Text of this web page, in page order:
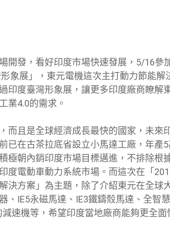
開發，看好印度市場快速發展，5/16參
象展」，東元電機這次主打動力節能解
印度臺灣形象展，讓更多印度廠商瞭解
業4.0的需求。
而且是全球經濟成長最快的國家，未來
已在古茶拉底省設立小馬達工廠，年產5
極朝內銷印度市場目標邁進，不排除根
度電動車動力系統市場。而這次在「
決方案」為主題，除了介紹東元在全球
、IE5永磁馬達、IE3鐵鑄殼馬達、全智
速機等，希望印度當地廠商能夠更全